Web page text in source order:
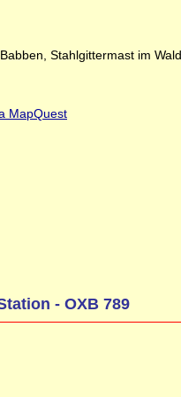
Stahlgittermast im Wald
- OXB 789